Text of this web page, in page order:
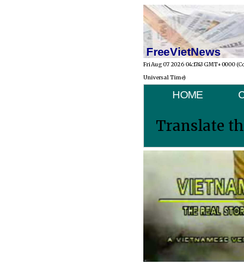
FreeVietNews
Fri Aug 07 2026 04:17:43 GMT+0000
Universal Time)
HOME
Translate